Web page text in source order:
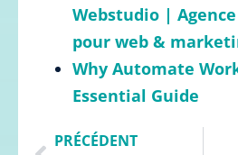
Webstudio |
pour web &
Why Automate
Essential Guide
PRÉCÉDENT